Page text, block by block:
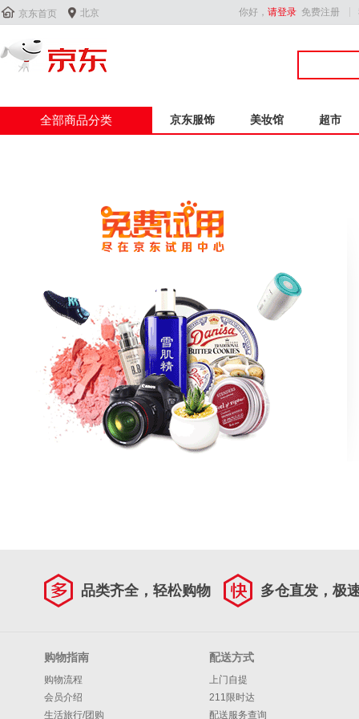
 京东首页  北京 你好， 请登录 免费注册
全部商品分类 京东服饰 美妆馆 超市
品类齐全，轻松购物 多仓直发，极
购物指南
购物流程
会员介绍
生活旅行/团购
配送方式
上门自提
211限时达
配送服务查询